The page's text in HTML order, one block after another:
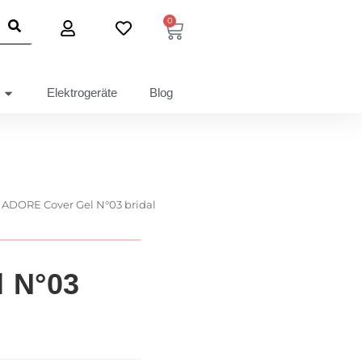
0
Elektrogeräte Blog
ADORE Cover Gel N°03 bridal